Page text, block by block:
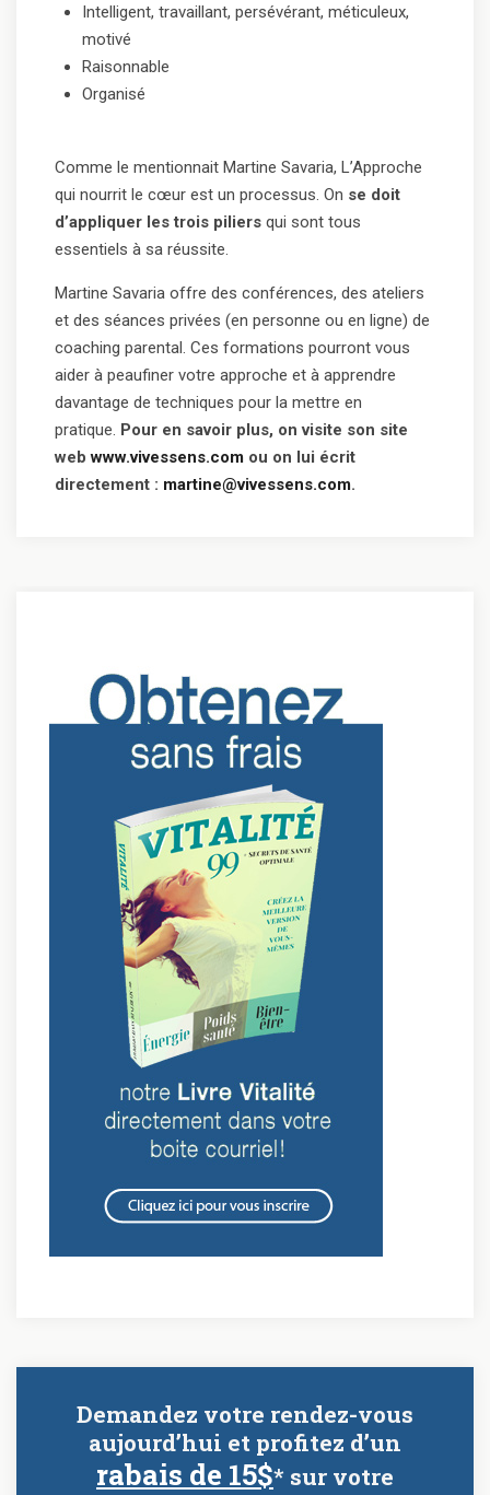
Intelligent, travaillant, persévérant, méticuleux,
motivé
Raisonnable
Organisé
Comme le mentionnait Martine Savaria, L’Approche
qui nourrit le cœur est un processus. On se doit
d’appliquer les trois piliers qui sont tous
essentiels à sa réussite.
Martine Savaria offre des conférences, des ateliers
et des séances privées (en personne ou en ligne) de
coaching parental. Ces formations pourront vous
aider à peaufiner votre approche et à apprendre
davantage de techniques pour la mettre en
pratique. Pour en savoir plus, on visite son site
webwww.vivessens.com ou on lui écrit
directement : martine@vivessens.com.
Demandez votre rendez-vous
aujourd’hui et profitez d’un
rabais de 15$* sur votre